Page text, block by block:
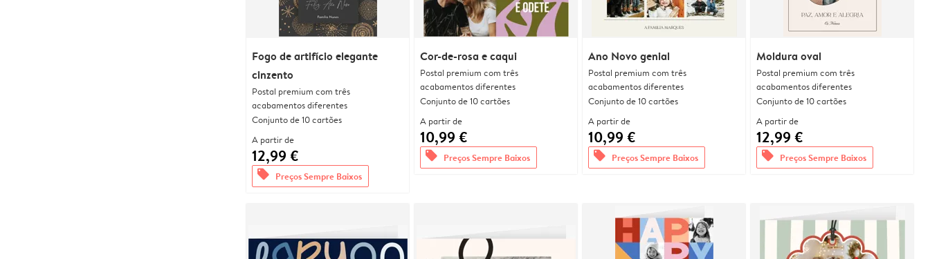
Fogo de artifício elegante
cinzento
Postal premium com três
acabamentos diferentes
Conjunto de 10 cartões
A partir de
12,99 €
offers Preços Sempre Baixos
Cor-de-rosa e caqui
Postal premium com três
acabamentos diferentes
Conjunto de 10 cartões
A partir de
10,99 €
offers Preços Sempre Baixos
Ano Novo genial
Postal premium com três
acabamentos diferentes
Conjunto de 10 cartões
A partir de
10,99 €
offers Preços Sempre Baixos
Moldura oval
Postal premium com três
acabamentos diferentes
Conjunto de 10 cartões
A partir de
12,99 €
offers Preços Sempre Baixos